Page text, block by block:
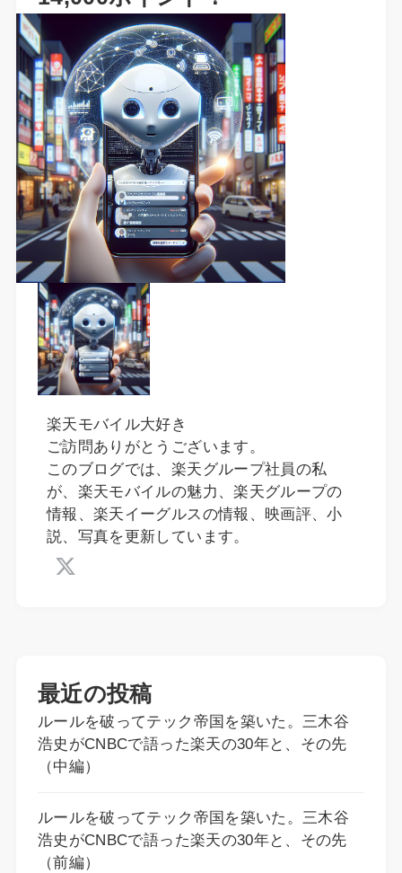
楽天モバイル大好き
ご訪問ありがとうございます。
このブログでは、楽天グループ社員の私
が、楽天モバイルの魅力、楽天グループの
情報、楽天イーグルスの情報、映画評、小
説、写真を更新しています。
最近の投稿
ルールを破ってテック帝国を築いた。三木谷
浩史がCNBCで語った楽天の30年と、その先
（中編）
ルールを破ってテック帝国を築いた。三木谷
浩史がCNBCで語った楽天の30年と、その先
（前編）